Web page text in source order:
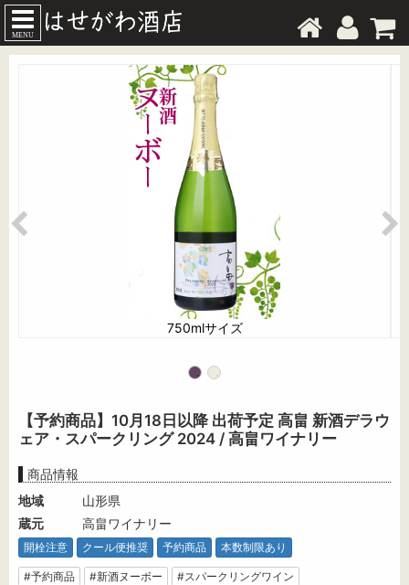
MENU
750mlサイズ
【予約商品】10月18日以降 出荷予定 高畠 新酒デラウ
ェア・スパークリング 2024 / 高畠ワイナリー
商品情報
地域
山形県
蔵元
高畠ワイナリー
開栓注意 クール便推奨 予約商品 本数制限あり
#予約商品 #新酒ヌーボー
#スパークリングワイン